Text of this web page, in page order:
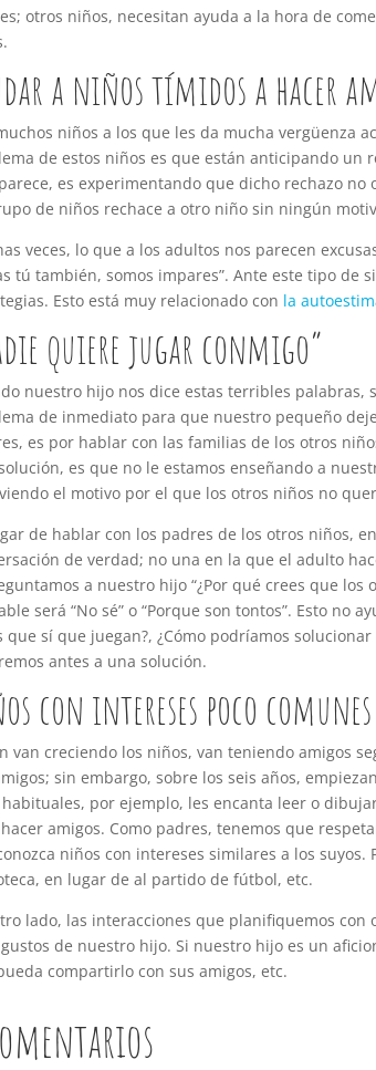
otros niños, necesitan ayuda a la hora de
a niños tímidos a hacer
niños a los que les da mucha vergüenza
de estos niños es que están anticipando un
es experimentando que dicho rechazo
de niños rechace a otro niño sin ningún
veces, lo que a los adultos nos parecen
tú también, somos impares”. Ante este tipo de
Esto está muy relacionado con la
quiere jugar conmigo”
nuestro hijo nos dice estas terribles palabras,
de inmediato para que nuestro pequeño
es por hablar con las familias de los otros
es que no le estamos enseñando a
el motivo por el que los otros niños no
de hablar con los padres de los otros niños,
de verdad; no una en la que el adulto
a nuestro hijo “¿Por qué crees que
será “No sé” o “Porque son tontos”. Esto no
que sí que juegan?, ¿Cómo podríamos
antes a una solución.
con intereses poco comunes
van creciendo los niños, van teniendo amigos
sin embargo, sobre los seis años,
habituales, por ejemplo, les encanta leer o
amigos. Como padres, tenemos que
niños con intereses similares a los
en lugar de al partido de fútbol, etc.
lado, las interacciones que planifiquemos
de nuestro hijo. Si nuestro hijo es un
compartirlo con sus amigos, etc.